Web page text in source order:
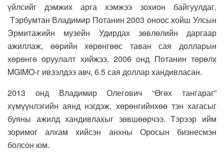
үйлсийг дэмжих арга хэмжээ зохион байгуулдаг.
Тэрбумтан Владимир Потанин 2003 оноос хойш Улсын
Эрмитажийн музейн Удирдах зөвлөлийн даргаар
ажиллаж, өөрийн хөрөнгөөс таван сая долларын
хөрөнгө оруулалт хийжээ. 2006 онд Потанин төрөлх
MGIMO-г ивээлдээ авч, 6.5 сая доллар хандивласан.
2013 онд Владимир Олегович “Өгөх тангараг”
хүмүүнлэгийн аянд нэгдэж, хөрөнгийнхөө тэн хагасыг
буяны ажилд хандивлахыг зөвшөөрчээ. Тэрээр ийм
зоримог алхам хийсэн анхны Оросын бизнесмэн
болсон юм.